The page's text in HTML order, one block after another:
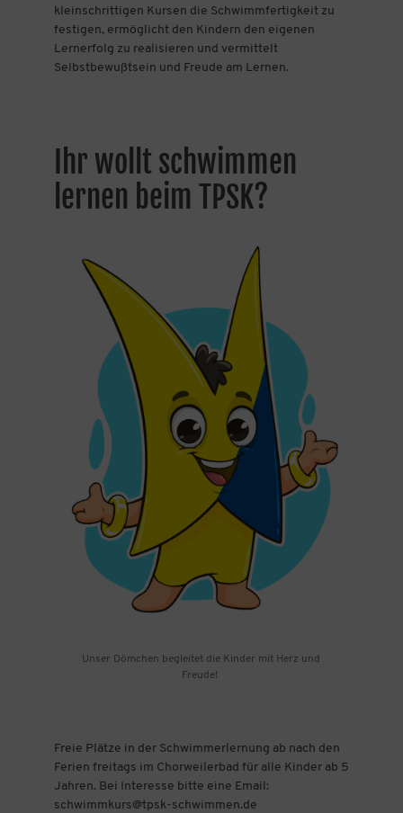
kleinschrittigen Kursen die Schwimmfertigkeit zu
festigen, ermöglicht den Kindern den eigenen
Lernerfolg zu realisieren und vermittelt
Selbstbewußtsein und Freude am Lernen.
Ihr wollt schwimmen
lernen beim TPSK?
Unser Dömchen begleitet die Kinder mit Herz und
Freude!
Freie Plätze in der Schwimmerlernung ab nach den
Ferien freitags im Chorweilerbad für alle Kinder ab 5
Jahren. Bei Interesse bitte eine Email:
schwimmkurs@tpsk-schwimmen.de